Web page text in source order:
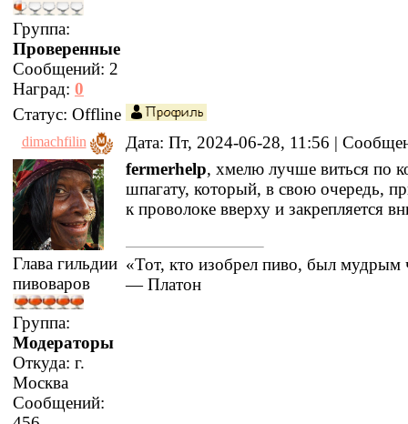
Группа:
Проверенные
Сообщений: 2
Наград: 0
Статус: Offline
dimachfilin Дата: Пт, 2024-06-28, 11:56 |
Глава гильдии
пивоваров
Группа:
Модераторы
Откуда: г.
Москва
Сообщений:
fermerhelp, хмелю лучше виться по
шпагату, который, в свою очередь,
к проволоке вверху и закрепляется
«Тот, кто изобрел пиво, был мудрым
— Платон